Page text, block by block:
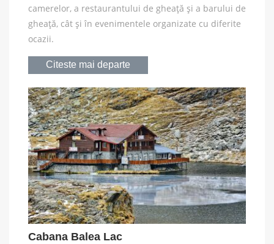
camerelor, a restaurantului de gheaţă şi a barului de
gheaţă, cât şi în evenimentele organizate cu diferite
ocazii.
Citeste mai departe
Cabana Balea Lac